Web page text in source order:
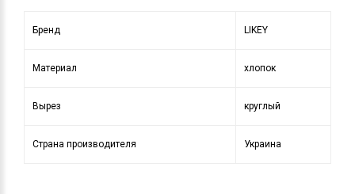
Бренд LIKEY
Материал хлопок
Вырез круглый
Страна производителя Украина